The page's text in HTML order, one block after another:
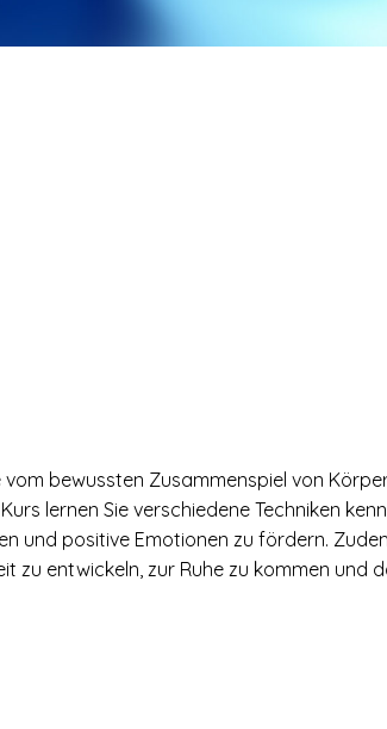
bewussten Zusammenspiel von
lernen Sie verschiedene Techniken
und positive Emotionen zu fördern.
zu entwickeln, zur Ruhe zu kommen und